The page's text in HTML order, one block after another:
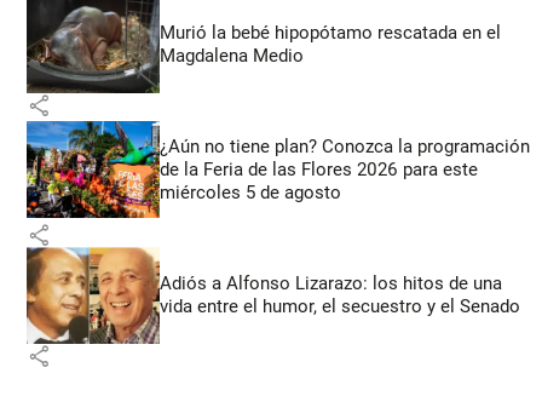
Murió la bebé hipopótamo rescatada en el
Magdalena Medio
share
¿Aún no tiene plan? Conozca la programación
de la Feria de las Flores 2026 para este
miércoles 5 de agosto
share
Adiós a Alfonso Lizarazo: los hitos de una
vida entre el humor, el secuestro y el Senado
share